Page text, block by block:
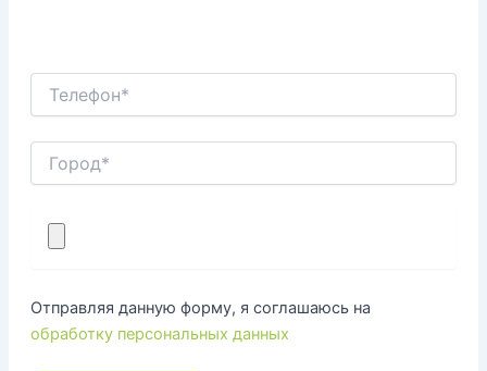
Отправляя данную форму, я соглашаюсь на
обработку персональных данных